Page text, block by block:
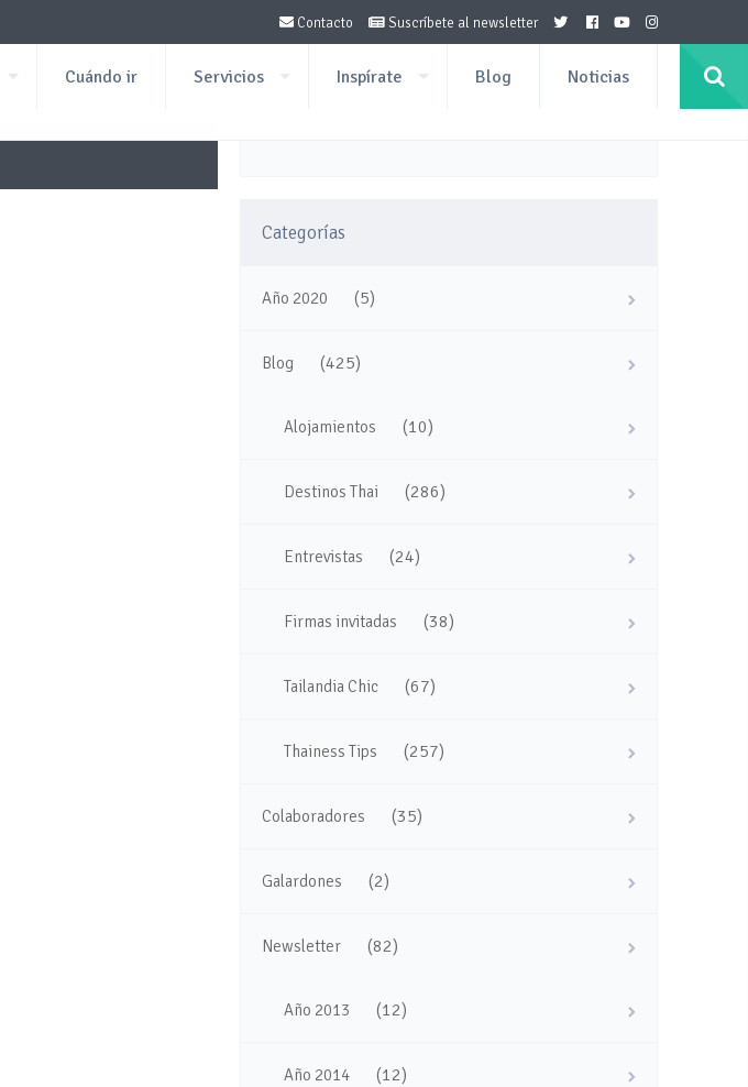
Contacto Suscríbete al newsletter
Cuándo ir Servicios Inspírate Blog Noticias
Categorías
Año 2020 (5)
Blog (425)
Alojamientos (10)
Destinos Thai (286)
Entrevistas (24)
Firmas invitadas (38)
Tailandia Chic (67)
Thainess Tips (257)
Colaboradores (35)
Galardones (2)
Newsletter (82)
Año 2013 (12)
Año 2014 (12)